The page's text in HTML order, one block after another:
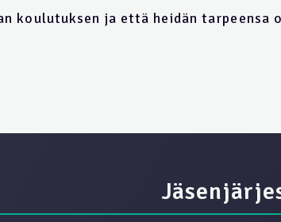
kou­lu­tuk­sen ja et­tä hei­dän